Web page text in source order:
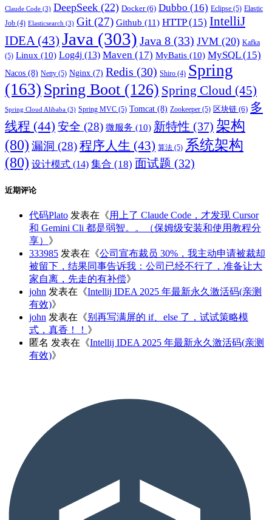
Claude Code (3) DeepSeek (22) Docker(6) Dubbo (16) Eclipse (5) Elastic
Job (4) Elasticsearch (3) Git (27) Github (11) HTTP(15) IntelliJ
IDEA (43) Java (303) Java 8 (33) JVM (20) Kafka
(5) Linux (10) Log4j (13) Maven (17) MyBatis (10) MySQL(15)
Nacos (8) Netty (5) Nginx (7) Redis (30) Shiro (4) Spring
(163) Spring Boot (126) Spring Cloud (45)
Spring Cloud Alibaba (3) Spring MVC (5) Tomcat (8) Zookeeper (5) 区块链 (6) 多
线程 (44) 安全 (28) 微服务 (10) 新特性 (37) 架构
(80) 漏洞 (28)程序人生 (43) 算法 (5) 系统架构
(80) 设计模式 (14) 集合 (18) 面试题 (32)
近期评论
代码Plato 发表在《用上了 Claude Code，才发现 Cursor
和 Gemini Cli 都是弱智。。（保姆级安装和使用教程分
享） 》
333985 发表在《公司宣布裁员 30%，我主动申请被裁却
被留下，结果同事告诉我：公司已经不行了，准备让大
家自离，先走的有补偿》
john 发表在《Intellij IDEA 2025 年最新永久激活码(亲测
有效)》
john 发表在《别再写满屏的 if、else 了，试试策略模
式，真香！！ 》
匿名 发表在《Intellij IDEA 2025 年最新永久激活码(亲测
有效)》